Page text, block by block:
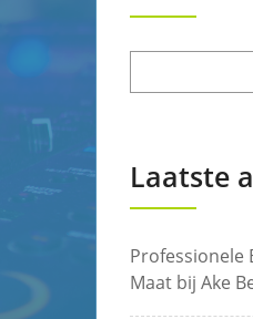
Laatste
Professionele
Maat bij Ake